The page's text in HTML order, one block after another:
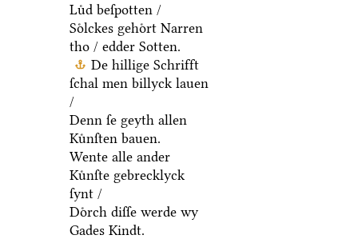
Luͤd beſpotten /
Soͤlckes gehoͤrt Narren
tho / edder Sotten.
De hillige Schrifft
ſchal men billyck lauen
/
Denn ſe geyth allen
Kuͤnſten bauen.
Wente alle ander
Kuͤnſte gebrecklyck
ſynt /
Doͤrch diſſe werde wy
Gades Kindt.